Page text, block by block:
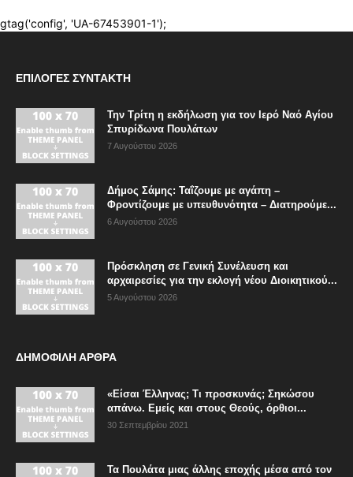
ΕΠΙΛΟΓΈΣ ΣΥΝΤΆΚΤΗ
Την Τρίτη η εκδήλωση για τον Ιερό Ναό Αγίου
Σπυρίδωνα Πουλάτων
7 Αυγούστου 2026
Δήμος Σάμης: Ταΐζουμε με αγάπη –
Φροντίζουμε με υπευθυνότητα – Διατηρούμε...
6 Αυγούστου 2026
Πρόσκληση σε Γενική Συνέλευση και
αρχαιρεσίες για την εκλογή νέου Διοικητικού...
5 Αυγούστου 2026
ΔΗΜΟΦΙΛΗ ΑΡΘΡΑ
«Είσαι Έλληνας; Τι προσκυνάς; Σηκώσου
απάνω. Εμείς και στους Θεούς, όρθιοι...
30 Σεπτεμβρίου 2021
Τα Πουλάτα μιας άλλης εποχής μέσα από τον